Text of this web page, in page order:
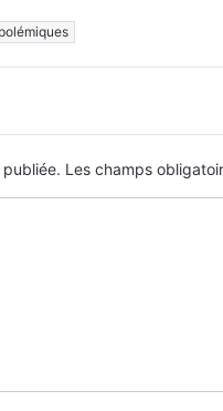
polémiques
Les champs